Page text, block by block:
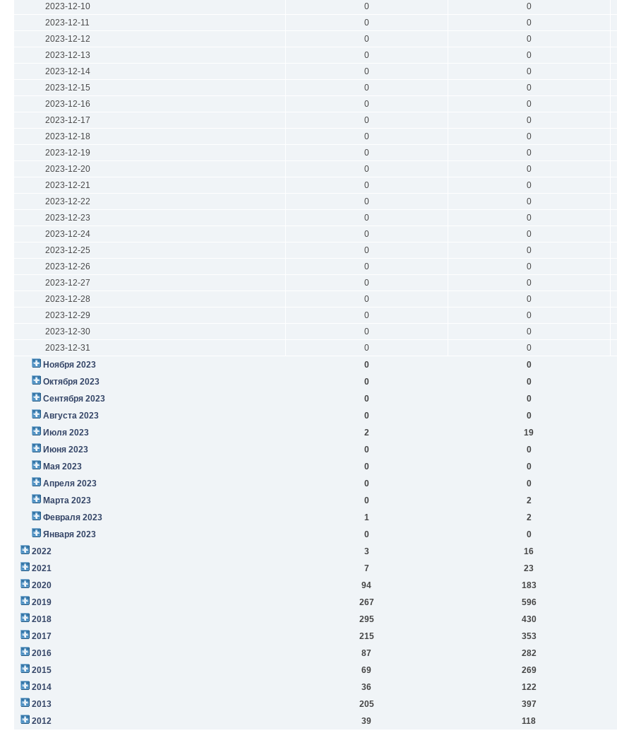
2023-12-10
0 0
2023-12-11
0 0
2023-12-12
0 0
2023-12-13
0 0
2023-12-14
0 0
2023-12-15
0 0
2023-12-16
0 0
2023-12-17
0 0
2023-12-18
0 0
2023-12-19
0 0
2023-12-20
0 0
2023-12-21
0 0
2023-12-22
0 0
2023-12-23
0 0
2023-12-24
0 0
2023-12-25
0 0
2023-12-26
0 0
2023-12-27
0 0
2023-12-28
0 0
2023-12-29
0 0
2023-12-30
0 0
2023-12-31
0 0
Ноября 2023
0 0
Октября 2023
0 0
Сентября 2023
0 0
Августа 2023
0 0
Июля 2023
2 19
Июня 2023
0 0
Мая 2023
0 0
Апреля 2023
0 0
Марта 2023
0 2
Февраля 2023
1 2
Января 2023
0 0
2022
3 16
2021
7 23
2020
94 183
2019
267 596
2018
295 430
2017
215 353
2016
87 282
2015
69 269
2014
36 122
2013
205 397
2012
39 118